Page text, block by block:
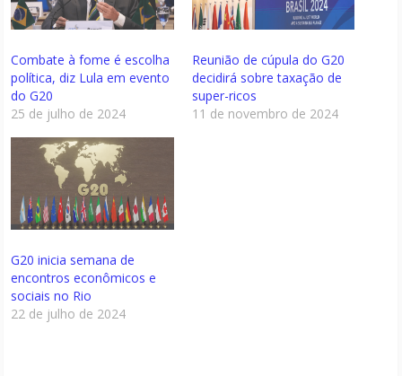
Combate à fome é escolha
política, diz Lula em evento
do G20
25 de julho de 2024
Reunião de cúpula do G20
decidirá sobre taxação de
super-ricos
11 de novembro de 2024
G20 inicia semana de
encontros econômicos e
sociais no Rio
22 de julho de 2024